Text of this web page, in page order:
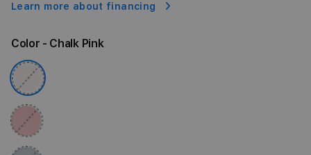
Learn more about financing
Color - Chalk Pink